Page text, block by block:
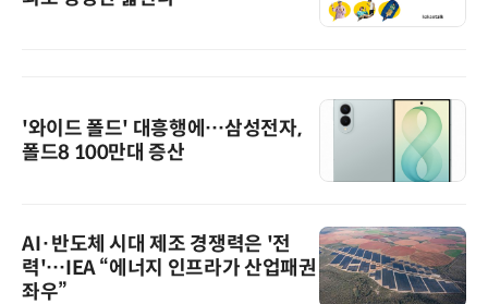
'와이드 폴드' 대흥행에…삼성전자,
폴드8 100만대 증산
AI·반도체 시대 제조 경쟁력은 '전
력'…IEA “에너지 인프라가 산업패권
좌우”